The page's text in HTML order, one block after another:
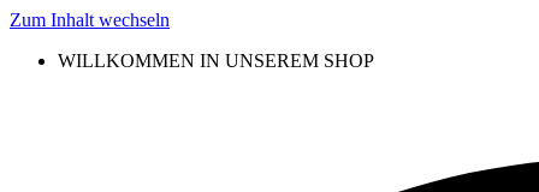
Zum Inhalt wechseln
WILLKOMMEN IN UNSEREM SHOP